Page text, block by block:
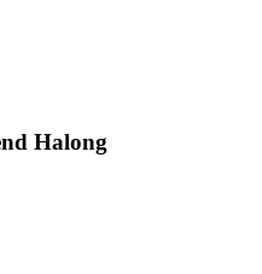
Halong